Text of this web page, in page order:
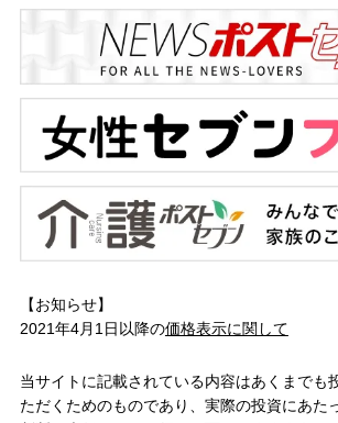
【お知らせ】
2021年4月1日以降の価格表示に関して
当サイトに記載されている内容はあくまでも
ただくためのものであり、実際の投資にあた